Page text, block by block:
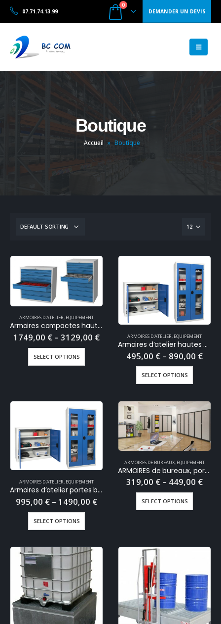
07.71.74.13.99
0
DEMANDER UN DEVIS
Boutique
Accueil » Boutique
ARMOIRES D'ATELIER, EQUIPEMENT
Armoires compactes hautes ou basses largeur 1000 mm, hauteur 1475 mm ou 1000 mm, profondeur 665 mm
1749,00 € – 3129,00 €
SELECT OPTIONS
ARMOIRES D'ATELIER, EQUIPEMENT
Armoires d’atelier hautes ou basses profondeur 500 mm
495,00 € – 890,00 €
SELECT OPTIONS
ARMOIRES D'ATELIER, EQUIPEMENT
Armoires d’atelier portes battantes transparentes, hautes ou basses profondeur 500 mm
995,00 € – 1490,00 €
SELECT OPTIONS
ARMOIRES DE BUREAUX EQUIPEMENT
ARMOIRES de bureaux, portes à rideaux
319,00 € – 449,00 €
SELECT OPTIONS